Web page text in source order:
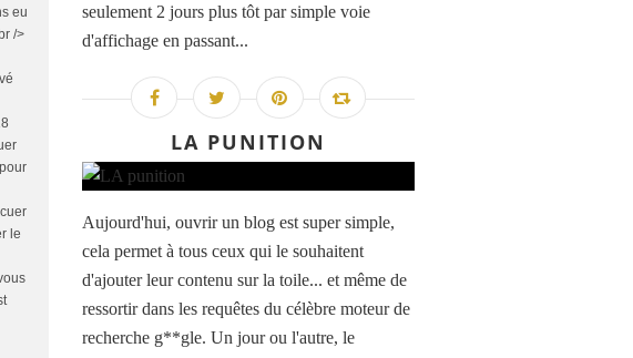
eu
/>
le
seulement 2 jours plus tôt par simple voie
d'affichage en passant...
LA PUNITION
Aujourd'hui, ouvrir un blog est super simple,
cela permet à tous ceux qui le souhaitent
d'ajouter leur contenu sur la toile... et même de
ressortir dans les requêtes du célèbre moteur de
recherche g**gle. Un jour ou l'autre, le